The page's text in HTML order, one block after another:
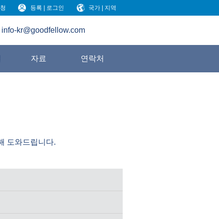
국가 | 지역
등록 | 로그인
info-kr@goodfellow.com
자료 연락처
도와드립니다.